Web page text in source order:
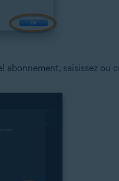
abonnement, saisissez ou